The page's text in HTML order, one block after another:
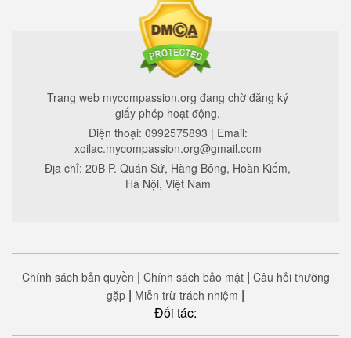
Trang web mycompassion.org đang chờ đăng ký
giấy phép hoạt động.
Điện thoại: 0992575893 | Email:
xoilac.mycompassion.org@gmail.com
Địa chỉ: 20B P. Quán Sứ, Hàng Bông, Hoàn Kiếm,
Hà Nội, Việt Nam
Chính sách bản quyền | Chính sách bảo mật| Câu hỏi thường
gặp | Miễn trừ trách nhiệm |
Đối tác: